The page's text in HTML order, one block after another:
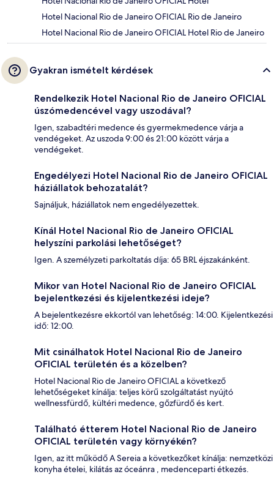
Hotel Nacional Rio de Janeiro OFICIAL Rio de Janeiro
Hotel Nacional Rio de Janeiro OFICIAL Hotel Rio de Janeiro
Gyakran ismételt kérdések
Rendelkezik Hotel Nacional Rio de Janeiro OFICIAL
úszómedencével vagy uszodával?
Igen, szabadtéri medence és gyermekmedence várja a
vendégeket. Az uszoda 9:00 és 21:00 között várja a
vendégeket.
Engedélyezi Hotel Nacional Rio de Janeiro OFICIAL
háziállatok behozatalát?
Sajnáljuk, háziállatok nem engedélyezettek.
Kínál Hotel Nacional Rio de Janeiro OFICIAL
helyszíni parkolási lehetőséget?
Igen. A személyzeti parkoltatás díja: 65 BRL éjszakánként.
Mikor van Hotel Nacional Rio de Janeiro OFICIAL
bejelentkezési és kijelentkezési ideje?
A bejelentkezésre ekkortól van lehetőség: 14:00. Kijelentkezési
idő: 12:00.
Mit csinálhatok Hotel Nacional Rio de Janeiro
OFICIAL területén és a közelben?
Hotel Nacional Rio de Janeiro OFICIAL a következő
lehetőségeket kínálja: teljes körű szolgáltatást nyújtó
wellnessfürdő, kültéri medence, gőzfürdő és kert.
Található étterem Hotel Nacional Rio de Janeiro
OFICIAL területén vagy környékén?
Igen, az itt működő A Sereia a következőket kínálja: nemzetközi
konyha ételei, kilátás az óceánra , medenceparti étkezés.